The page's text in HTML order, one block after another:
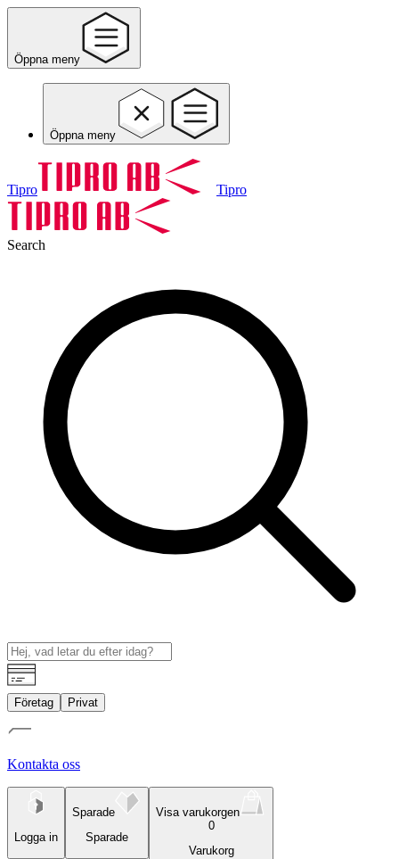
Öppna meny
Öppna meny
Tipro Tipro
Search
Företag Privat
Kontakta oss
Logga in
Sparade
Sparade
Visa varukorgen
0
Varukorg